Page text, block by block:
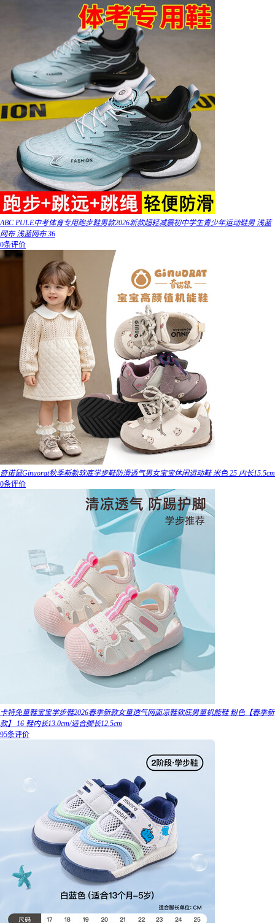
ABC PULE中考体育专用跑步鞋男款2026新款超轻减震初中学生青少年运动鞋男 浅蓝
网布 浅蓝网布 36
0条评价
奇诺鼠Ginuorat秋季新款软底学步鞋防滑透气男女宝宝休闲运动鞋 米色 25 内长15.5cm
0条评价
卡特免童鞋宝宝学步鞋2026春季新款女童透气网面凉鞋软底男童机能鞋 粉色【春季新
款】 16 鞋内长13.0cm/适合脚长12.5cm
95条评价